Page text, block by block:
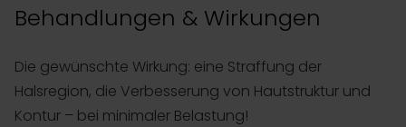
Behandlungen & Wirkungen
Die gewünschte Wirkung: eine Straffung der
Halsregion, die Verbesserung von Hautstruktur und
Kontur – bei minimaler Belastung!